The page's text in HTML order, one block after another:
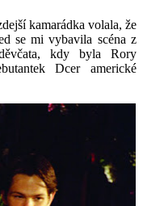
kamarádka volala, že
se mi vybavila scéna z
kdy byla Rory
Dcer americké